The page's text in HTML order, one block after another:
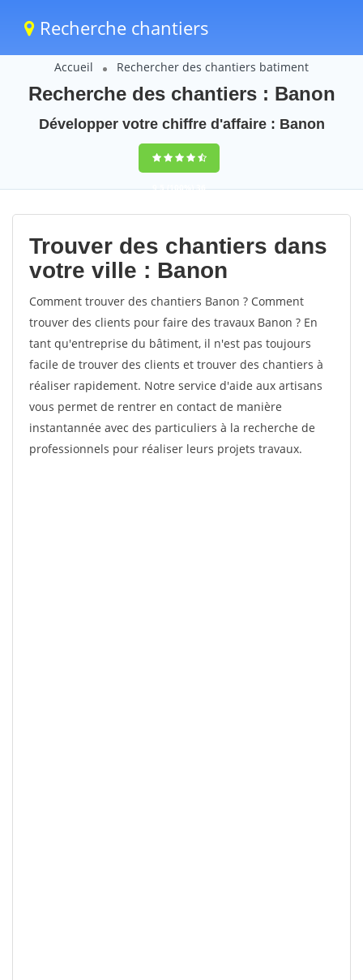
Recherche chantiers
Accueil Rechercher des chantiers batiment
Recherche des chantiers : Banon
Développer votre chiffre d'affaire : Banon
9,5(100%)36
votes
Trouver des chantiers dans
votre ville : Banon
Comment trouver des chantiers Banon ? Comment
trouver des clients pour faire des travaux Banon ? En
tant qu'entreprise du bâtiment, il n'est pas toujours
facile de trouver des clients et trouver des chantiers à
réaliser rapidement. Notre service d'aide aux artisans
vous permet de rentrer en contact de manière
instantannée avec des particuliers à la recherche de
professionnels pour réaliser leurs projets travaux.